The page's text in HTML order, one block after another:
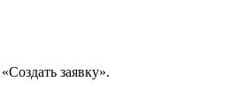
заявку».